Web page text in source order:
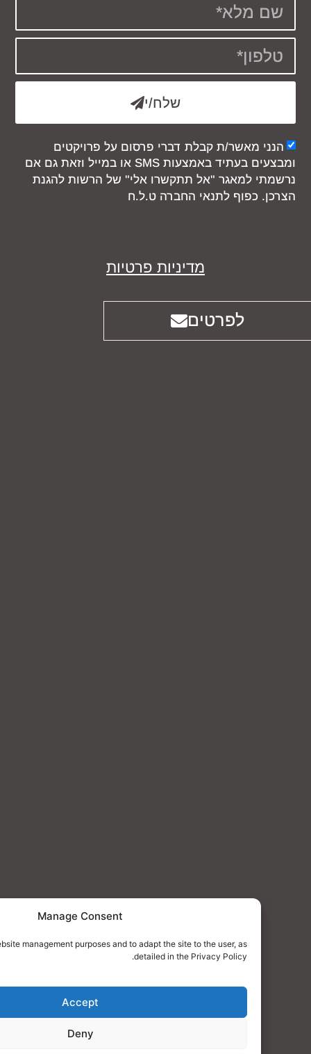
Manage Consent
for website management purposes and to adapt the site to the user, as
detailed in the Privacy Policy.
מאשר/ת קבלת דברי פרסום על פרויקטים
ומבצעים בעתיד באמצעות SMS או במייל וזאת גם אם
למאגר "אל תתקשרו אלי" של הרשות להגנת
כפוף לתנאי החברה ט.ל.ח
מדיניות פרטיות
לפרטים